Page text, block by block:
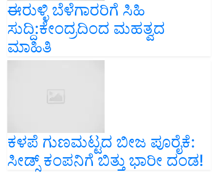
ಈರುಳ್ಳಿ ಬೆಳೆಗಾರರಿಗೆ ಸಿಹಿ
ಸುದ್ದಿ:ಕೇಂದ್ರದಿಂದ ಮಹತ್ವದ
ಮಾಹಿತಿ
ಕಳಪೆ ಗುಣಮಟ್ಟದ ಬೀಜ ಪೂರೈಕೆ:
ಸೀಡ್ಸ್ ಕಂಪನಿಗೆ ಬಿತ್ತು ಭಾರೀ ದಂಡ!